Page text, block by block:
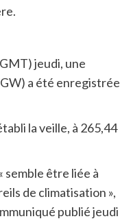
jeudi, une
a été enregistrée
la veille, à 265,44
semble être liée à
de climatisation »,
publié jeudi